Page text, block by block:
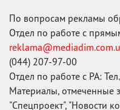
По вопросам рекламы
Отдел по работе с
(044) 207-97-00
Отдел по работе с РА:
Материалы, отмеченные
"Спецпроект", "Новости